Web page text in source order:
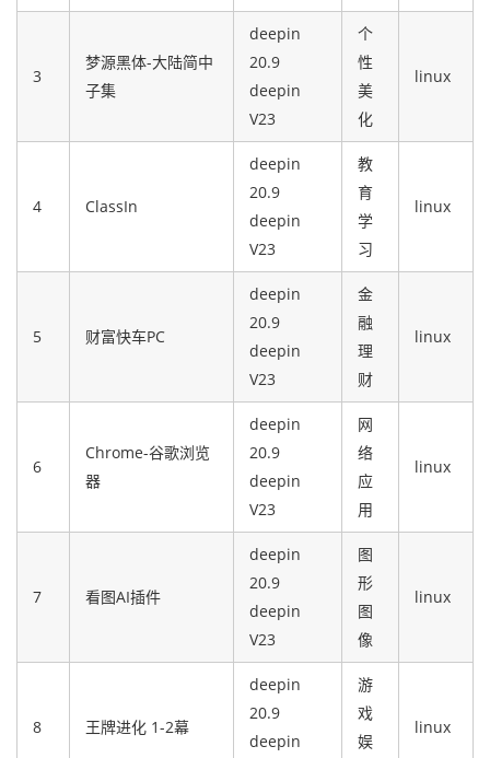
3
梦源黑体-大陆简中
子集
deepin
20.9
deepin
V23
个
性
美
化
linux
4 ClassIn
deepin
20.9
deepin
V23
教
育
学
习
linux
5 财富快车PC
deepin
20.9
deepin
V23
金
融
理
财
linux
6
Chrome-谷歌浏览
器
deepin
20.9
deepin
V23
网
络
应
用
linux
7 看图AI插件
deepin
20.9
deepin
V23
图
形
图
像
linux
8 王牌进化 1-2幕
deepin
20.9
deepin
游
戏
娱
linux